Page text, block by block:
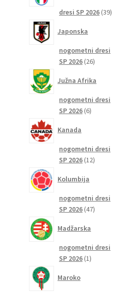
dresi SP 2026 3939
Japonska
nogometni dresi
SP 2026 2626
Južna Afrika
nogometni dresi
SP 2026 66
Kanada
nogometni dresi
SP 2026 1212
Kolumbija
nogometni dresi
SP 2026 4747
Madžarska
nogometni dresi
SP 2026 11
Maroko